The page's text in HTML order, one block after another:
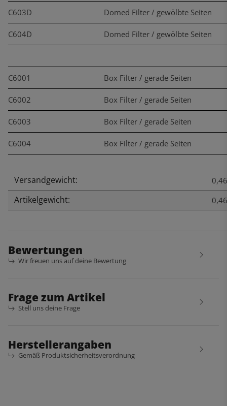
C603D Domed Filter / gewölbte Seiten
C604D Domed Filter / gewölbte Seiten
C6001 Box Filter / gerade Seiten
C6002 Box Filter / gerade Seiten
C6003 Box Filter / gerade Seiten
C6004 Box Filter / gerade Seiten
Produkteigenschaft
Wert
Versandgewicht:
Artikelgewicht: 0,46
Bewertungen
Wir freuen uns auf deine Bewertung
Frage zum Artikel
Stell uns deine Frage
Herstellerangaben
Gemäß Produktsicherheitsverordnung